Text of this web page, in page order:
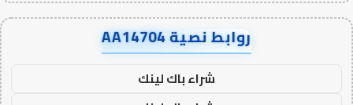
روابط نصية AA14704
شراء باك لينك